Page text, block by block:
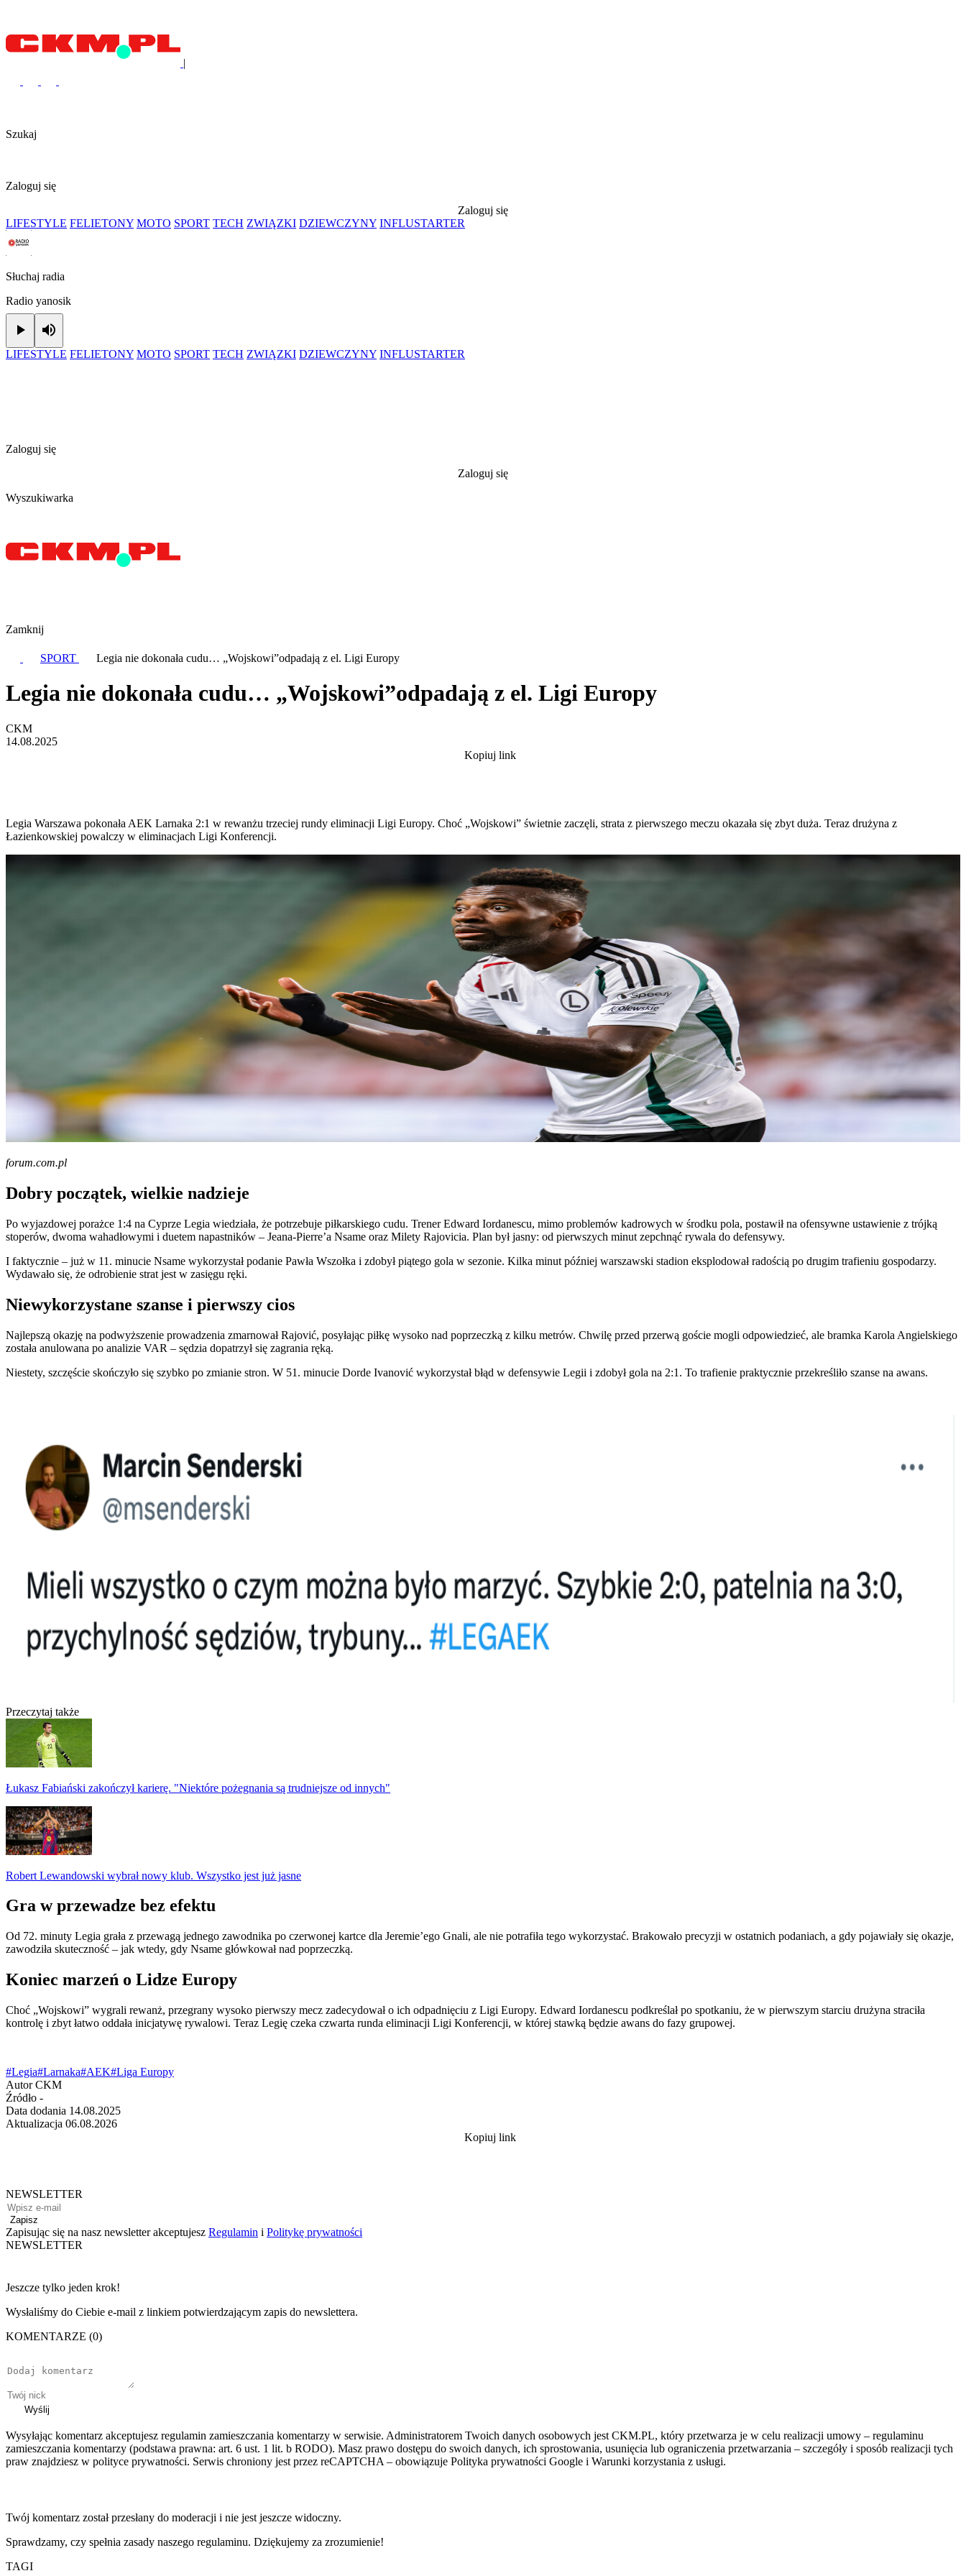
|
Szukaj
Zaloguj się
Zaloguj się
LIFESTYLE FELIETONY MOTO SPORT TECH ZWIĄZKI DZIEWCZYNY INFLUSTARTER
Słuchaj radia
Radio yanosik
Play
LIFESTYLE FELIETONY MOTO SPORT TECH ZWIĄZKI DZIEWCZYNY INFLUSTARTER
Zaloguj się
Zaloguj się
Wyszukiwarka
Zamknij
SPORT Legia nie dokonała cudu… „Wojskowi”odpadają z el. Ligi Europy
Legia nie dokonała cudu… „Wojskowi”odpadają z el. Ligi Europy
CKM
14.08.2025
Kopiuj link
Legia Warszawa pokonała AEK Larnaka 2:1 w rewanżu trzeciej rundy eliminacji Ligi Europy. Choć „Wojskowi” świetnie zaczęli, strata z pierwszego meczu okazała się zbyt duża. Teraz drużyna z
Łazienkowskiej powalczy w eliminacjach Ligi Konferencji.
forum.com.pl
Dobry początek, wielkie nadzieje
Po wyjazdowej porażce 1:4 na Cyprze Legia wiedziała, że potrzebuje piłkarskiego cudu. Trener Edward Iordanescu, mimo problemów kadrowych w środku pola, postawił na ofensywne ustawienie z trójką
stoperów, dwoma wahadłowymi i duetem napastników – Jeana-Pierre’a Nsame oraz Milety Rajovicia. Plan był jasny: od pierwszych minut zepchnąć rywala do defensywy.
I faktycznie – już w 11. minucie Nsame wykorzystał podanie Pawła Wszołka i zdobył piątego gola w sezonie. Kilka minut później warszawski stadion eksplodował radością po drugim trafieniu gospodarzy.
Wydawało się, że odrobienie strat jest w zasięgu ręki.
Niewykorzystane szanse i pierwszy cios
Najlepszą okazję na podwyższenie prowadzenia zmarnował Rajović, posyłając piłkę wysoko nad poprzeczką z kilku metrów. Chwilę przed przerwą goście mogli odpowiedzieć, ale bramka Karola Angielskiego
została anulowana po analizie VAR – sędzia dopatrzył się zagrania ręką.
Niestety, szczęście skończyło się szybko po zmianie stron. W 51. minucie Dorde Ivanović wykorzystał błąd w defensywie Legii i zdobył gola na 2:1. To trafienie praktycznie przekreśliło szanse na awans.
Przeczytaj także
Łukasz Fabiański zakończył karierę. "Niektóre pożegnania są trudniejsze od innych"
Robert Lewandowski wybrał nowy klub. Wszystko jest już jasne
Gra w przewadze bez efektu
Od 72. minuty Legia grała z przewagą jednego zawodnika po czerwonej kartce dla Jeremie’ego Gnali, ale nie potrafiła tego wykorzystać. Brakowało precyzji w ostatnich podaniach, a gdy pojawiały się okazje,
zawodziła skuteczność – jak wtedy, gdy Nsame główkował nad poprzeczką.
Koniec marzeń o Lidze Europy
Choć „Wojskowi” wygrali rewanż, przegrany wysoko pierwszy mecz zadecydował o ich odpadnięciu z Ligi Europy. Edward Iordanescu podkreślał po spotkaniu, że w pierwszym starciu drużyna straciła
kontrolę i zbyt łatwo oddała inicjatywę rywalowi. Teraz Legię czeka czwarta runda eliminacji Ligi Konferencji, w której stawką będzie awans do fazy grupowej.
#Legia#Larnaka#AEK#Liga Europy
Autor CKM
Źródło -
Data dodania 14.08.2025
Aktualizacja 06.08.2026
Kopiuj link
NEWSLETTER
Zapisz
Zapisując się na nasz newsletter akceptujesz Regulamin i Politykę prywatności
NEWSLETTER
Jeszcze tylko jeden krok!
Wysłaliśmy do Ciebie e-mail z linkiem potwierdzającym zapis do newslettera.
KOMENTARZE (0)
Wyślij
Wysyłając komentarz akceptujesz regulamin zamieszczania komentarzy w serwisie. Administratorem Twoich danych osobowych jest CKM.PL, który przetwarza je w celu realizacji umowy – regulaminu
zamieszczania komentarzy (podstawa prawna: art. 6 ust. 1 lit. b RODO). Masz prawo dostępu do swoich danych, ich sprostowania, usunięcia lub ograniczenia przetwarzania – szczegóły i sposób realizacji tych
praw znajdziesz w polityce prywatności. Serwis chroniony jest przez reCAPTCHA – obowiązuje Polityka prywatności Google i Warunki korzystania z usługi.
Twój komentarz został przesłany do moderacji i nie jest jeszcze widoczny.
Sprawdzamy, czy spełnia zasady naszego regulaminu. Dziękujemy za zrozumienie!
TAGI